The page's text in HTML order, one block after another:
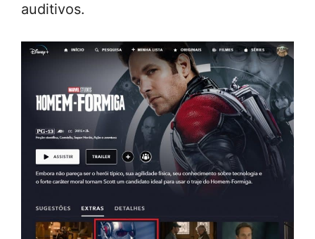
auditivos.